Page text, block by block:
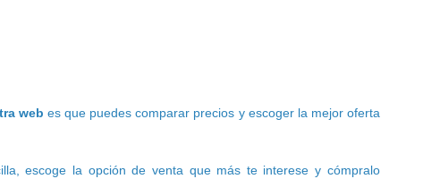
web es que puedes comparar precios y escoger la mejor oferta
escoge la opción de venta que más te interese y cómpralo